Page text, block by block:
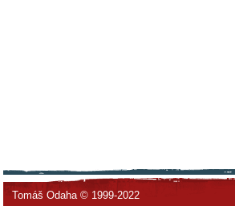
Tomáš Odaha © 1999-2022